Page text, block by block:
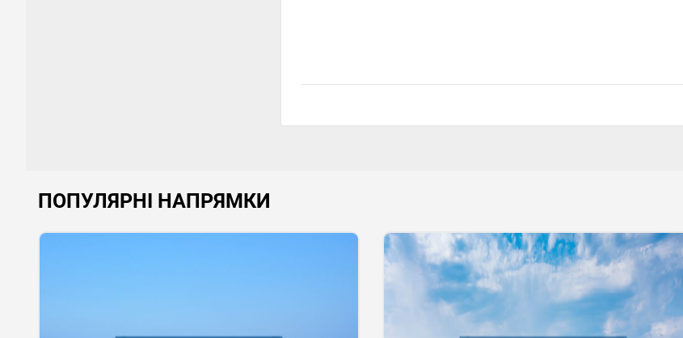
ПОПУЛЯРНІ НАПРЯМКИ